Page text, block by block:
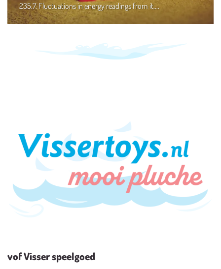
235.7. Fluctuations in energy readings from it,...
vof Visser speelgoed